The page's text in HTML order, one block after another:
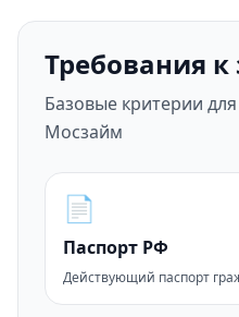
Требования
Базовые критерии
Мосзайм
📄
Паспорт РФ
Действующий паспорт